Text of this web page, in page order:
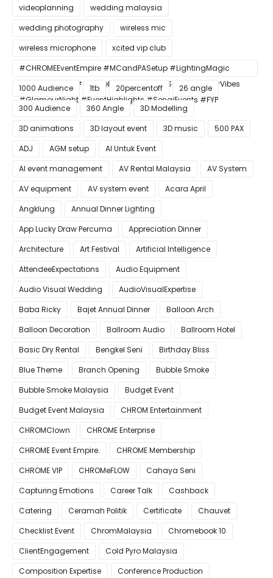
videoplanning
wedding malaysia
wedding photography
wireless mic
wireless microphone
xcited vip club
#CHROMEEventEmpire #MCandPASetup #LightingMagic
#ConfettiBlast #SmokeEffect #ProEventSetup #DinnerVibes
#GlamourNight #EventHighlights #SenaiEvents #FYP
1000 Audience 1tb 20percentoff
26 angle
300 Audience
360 Angle
3D Modelling
3D animations
3D layout event 3D music
500 PAX
ADJ
AGM setup
AI Untuk Event
AI event management
AV Rental Malaysia
AV System
AV equipment
AV system event
Acara April
Angklung
Annual Dinner Lighting
App Lucky Draw Percuma
Appreciation Dinner
Architecture
Art Festival
Artificial Intelligence
AttendeeExpectations
Audio Equipment
Audio Visual Wedding
AudioVisualExpertise
Baba Ricky
Bajet Annual Dinner
Balloon Arch
Balloon Decoration
Ballroom Audio
Ballroom Hotel
Basic Dry Rental
Bengkel Seni
Birthday Bliss
Blue Theme
Branch Opening
Bubble Smoke
Bubble Smoke Malaysia
Budget Event
Budget Event Malaysia
CHROM Entertainment
CHROMClown
CHROME Enterprise
CHROME Event Empire.
CHROME Membership
CHROME VIP
CHROMeFLOW
Cahaya Seni
Capturing Emotions
Career Talk
Cashback
Catering
Ceramah Politik Certificate
Chauvet
Checklist Event
ChromMalaysia
Chromebook 10
ClientEngagement
Cold Pyro Malaysia
Composition Expertise
Conference Production